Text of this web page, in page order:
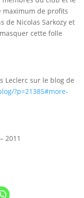
maximum de profits
de Nicolas Sarkozy et
cette folle
Leclerc sur le blog de
?p=21385#more-
2011